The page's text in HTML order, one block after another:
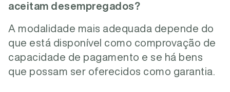
aceitam desempregados?
A modalidade mais adequada depende do
que está disponível como comprovação de
capacidade de pagamento e se há bens
que possam ser oferecidos como garantia.